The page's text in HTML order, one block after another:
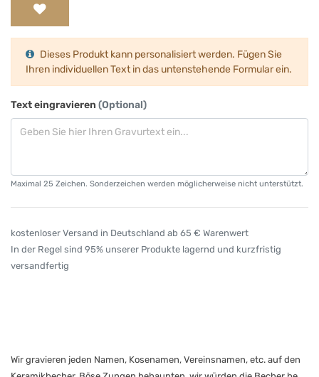
Dieses Produkt kann personalisiert werden. Fügen Sie
Ihren individuellen Text in das untenstehende Formular ein.
Text eingravieren (Optional)
Maximal 25 Zeichen. Sonderzeichen werden möglicherweise nicht unterstützt.
kostenloser Versand in Deutschland ab 65 € Warenwert
In der Regel sind 95% unserer Produkte lagernd und kurzfristig
versandfertig
Wir gravieren jeden Namen, Kosenamen, Vereinsnamen, etc. auf den